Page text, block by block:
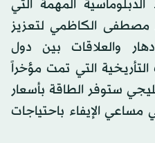
المهمة التي
مصطفى الكاظمي لتعزيز
والعلاقات بين دول
التأريخية التي تمت مؤخراً
ستوفر الطاقة بأسعار
مساعي الإيفاء باحتياجات